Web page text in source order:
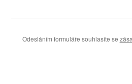
Odesláním formuláře souhlasíte se